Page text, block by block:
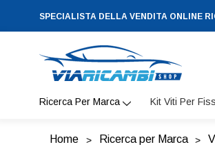
SPECIALISTA DELLA VENDITA ONLINE
Ricerca Per Marca Kit Viti Per
Home Ricerca per Marca